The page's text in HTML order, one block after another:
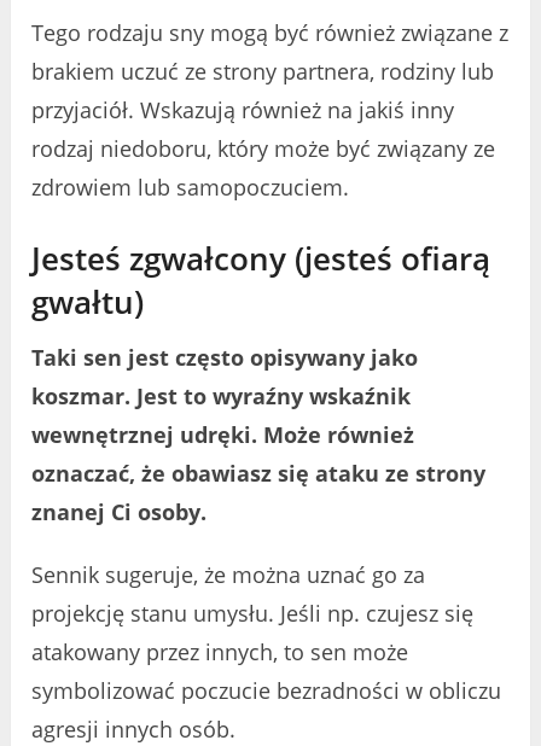
Tego rodzaju sny mogą być również związane z
brakiem uczuć ze strony partnera, rodziny lub
przyjaciół. Wskazują również na jakiś inny
rodzaj niedoboru, który może być związany ze
zdrowiem lub samopoczuciem.
Jesteś zgwałcony (jesteś ofiarą
gwałtu)
Taki sen jest często opisywany jako
koszmar. Jest to wyraźny wskaźnik
wewnętrznej udręki. Może również
oznaczać, że obawiasz się ataku ze strony
znanej Ci osoby.
Sennik sugeruje, że można uznać go za
projekcję stanu umysłu. Jeśli np. czujesz się
atakowany przez innych, to sen może
symbolizować poczucie bezradności w obliczu
agresji innych osób.